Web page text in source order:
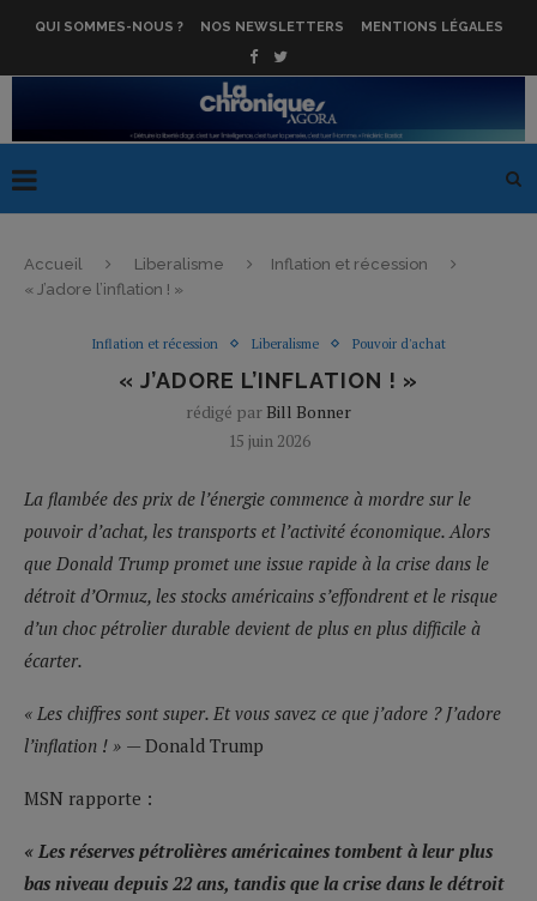
QUI SOMMES-NOUS ? NOS NEWSLETTERS MENTIONS LÉGALES
Accueil Liberalisme
Inflation et récession
« J’adore l’inflation ! »
Inflation et récession Liberalisme Pouvoir d'achat
« J’ADORE L’INFLATION ! »
rédigé par Bill Bonner
15 juin 2026
La flambée des prix de l’énergie commence à mordre sur le
pouvoir d’achat, les transports et l’activité économique. Alors
que Donald Trump promet une issue rapide à la crise dans le
détroit d’Ormuz, les stocks américains s’effondrent et le risque
d’un choc pétrolier durable devient de plus en plus difficile à
écarter.
« Les chiffres sont super. Et vous savez ce que j’adore ? J’adore
l’inflation ! » — Donald Trump
MSN rapporte :
« Les réserves pétrolières américaines tombent à leur plus
bas niveau depuis 22 ans, tandis que la crise dans le détroit